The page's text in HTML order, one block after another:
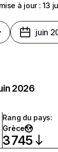
à jour : 13
juin
2026
Rang du pays:
Grèce
3 745